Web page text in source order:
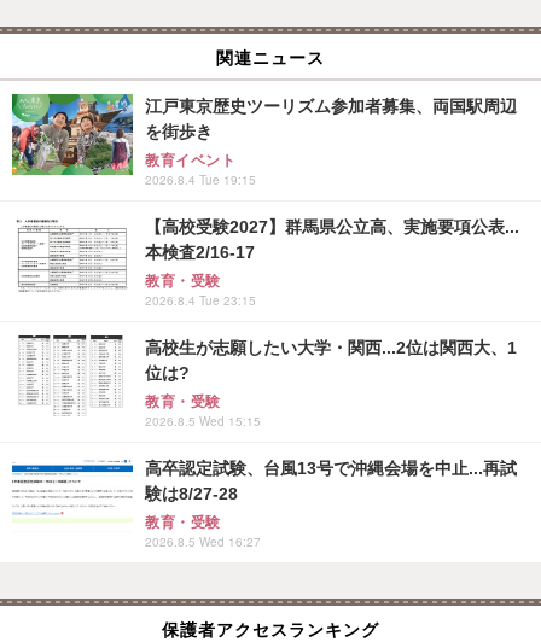
関連ニュース
江戸東京歴史ツーリズム参加者募集、両国駅周辺
を街歩き
教育イベント
2026.8.4 Tue 19:15
【高校受験2027】群馬県公立高、実施要項公表...
本検査2/16-17
教育・受験
2026.8.4 Tue 23:15
高校生が志願したい大学・関西...2位は関西大、1
位は?
教育・受験
2026.8.5 Wed 15:15
高卒認定試験、台風13号で沖縄会場を中止...再試
験は8/27-28
教育・受験
2026.8.5 Wed 16:27
保護者アクセスランキング